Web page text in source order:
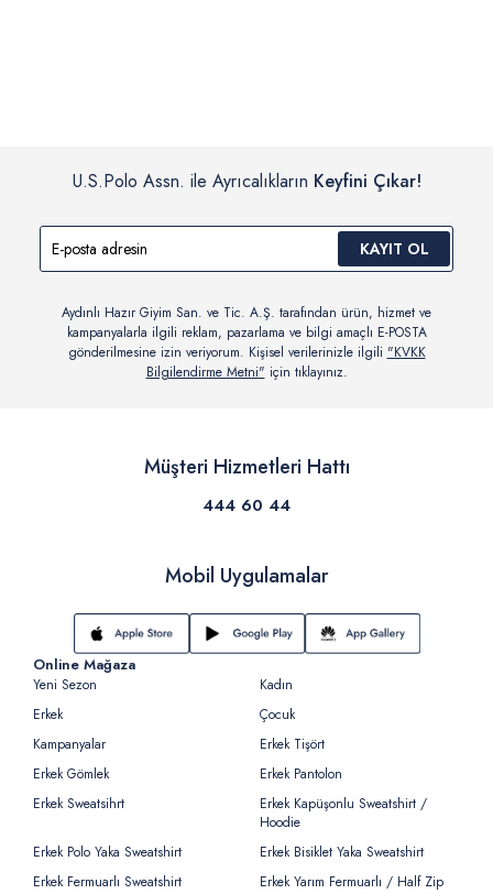
U.S.Polo Assn. ile Ayrıcalıkların Keyfini Çıkar!
KAYIT OL
Aydınlı Hazır Giyim San. ve Tic. A.Ş. tarafından ürün, hizmet ve
kampanyalarla ilgili reklam, pazarlama ve bilgi amaçlı E-POSTA
gönderilmesine izin veriyorum. Kişisel verilerinizle ilgili "KVKK
Bilgilendirme Metni" için tıklayınız.
Müşteri Hizmetleri Hattı
444 60 44
Mobil Uygulamalar
Online Mağaza
Yeni Sezon
Kadın
Erkek
Çocuk
Kampanyalar
Erkek Tişört
Erkek Gömlek
Erkek Pantolon
Erkek Sweatsihrt
Erkek Kapüşonlu Sweatshirt /
Hoodie
Erkek Polo Yaka Sweatshirt
Erkek Bisiklet Yaka Sweatshirt
Erkek Fermuarlı Sweatshirt
Erkek Yarım Fermuarlı / Half Zip